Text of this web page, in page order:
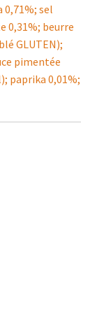
0,71%; sel
0,31%; beurre
GLUTEN);
pimentée
paprika 0,01%;